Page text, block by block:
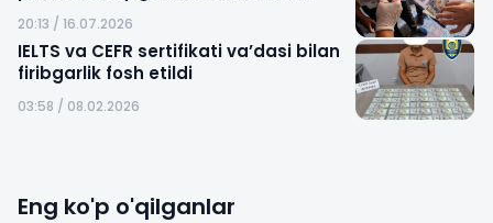
20:13 / 16.07.2026
IELTS va CEFR sertifikati va’dasi bilan
firibgarlik fosh etildi
03:58 / 08.02.2026
Eng ko'p o'qilganlar